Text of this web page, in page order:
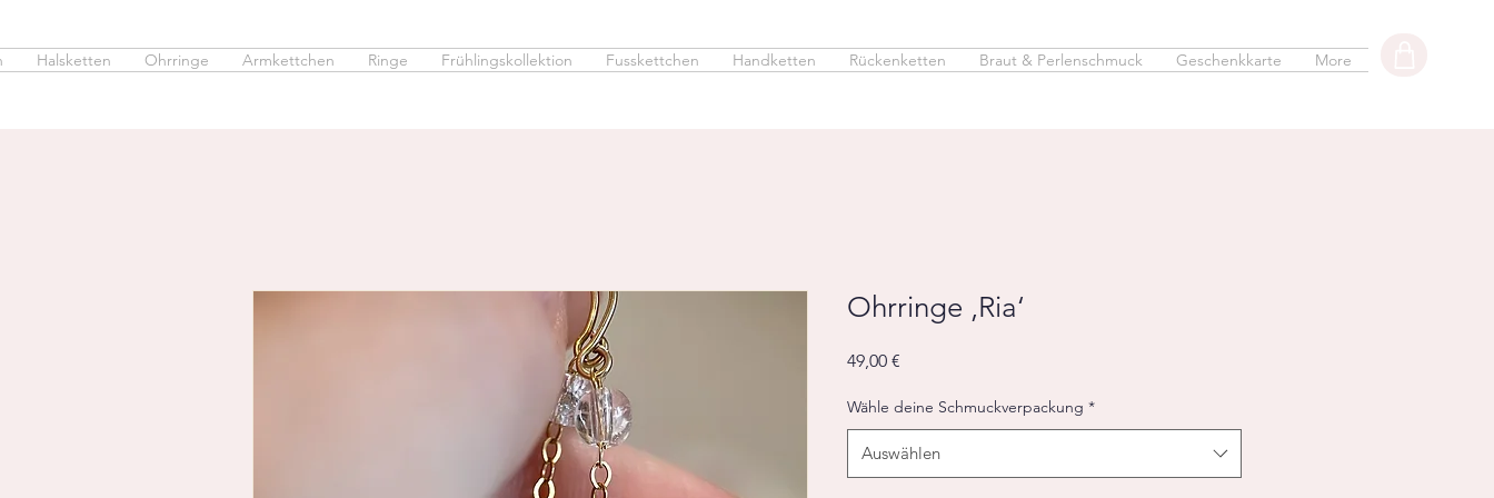
Halsketten Ohrringe Armkettchen Ringe Frühlingskollektion Fusskettchen Handketten Rückenketten Braut & Perlenschmuck Geschenkkarte More
Ohrringe ‚Ria‘
49,00 €
Wähle deine Schmuckverpackung *
Auswählen